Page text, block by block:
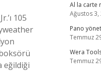
105
eğildiği
Al la carte
Ağustos 3,
Pano
Temmuz
Wera
Temmuz